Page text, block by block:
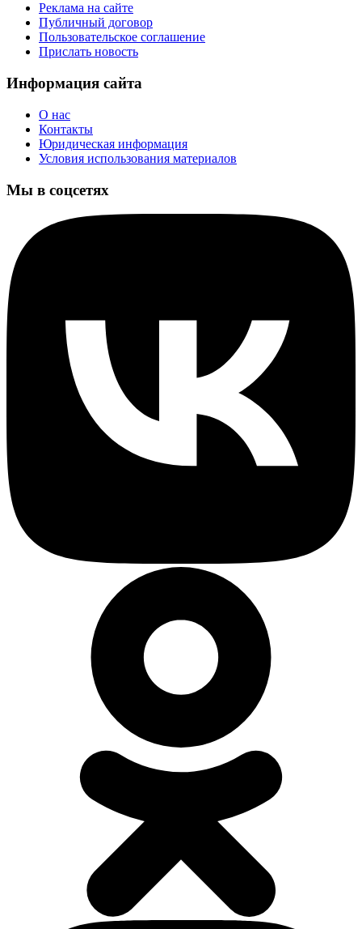
Реклама на сайте
Публичный договор
Пользовательское соглашение
Прислать новость
Информация сайта
О нас
Контакты
Юридическая информация
Условия использования материалов
Мы в соцсетях